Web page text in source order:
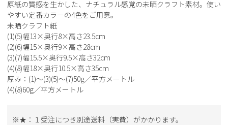
原紙の質感を生かした、ナチュラル感覚の未晒クラフト素材。使い
やすい定番カラーの4色をご用意。
未晒クラフト紙
(1)(5)幅13×奥行8×高さ23.5cm
(2)(6)幅15×奥行9×高さ28cm
(3)(7)幅15.5×奥行9.5×高さ32cm
(4)(8)幅18×奥行10.5×高さ35cm
厚み：(1)～(3)(5)～(7)50g／平方メートル
(4)(8)60g／平方メートル
※★：１受注につき別途送料（実費）がかかります。